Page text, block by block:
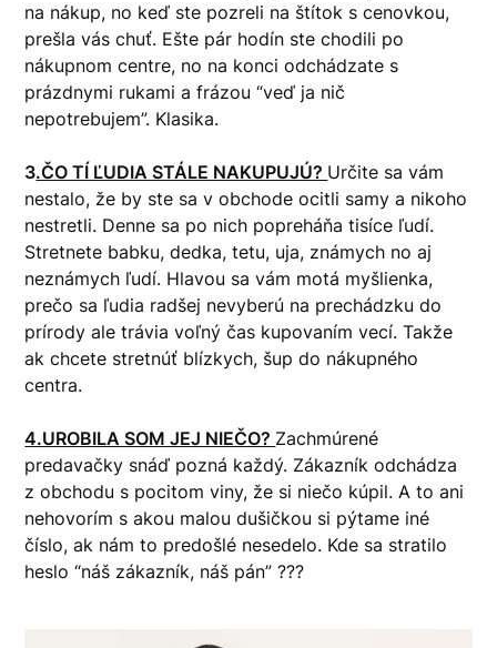
na nákup, no keď ste pozreli na štítok s cenovkou,
prešla vás chuť. Ešte pár hodín ste chodili po
nákupnom centre, no na konci odchádzate s
prázdnymi rukami a frázou “veď ja nič
nepotrebujem”. Klasika.
3.ČO TÍ ĽUDIA STÁLE NAKUPUJÚ? Určite sa vám
nestalo, že by ste sa v obchode ocitli samy a nikoho
nestretli. Denne sa po nich popreháňa tisíce ľudí.
Stretnete babku, dedka, tetu, uja, známych no aj
neznámych ľudí. Hlavou sa vám motá myšlienka,
prečo sa ľudia radšej nevyberú na prechádzku do
prírody ale trávia voľný čas kupovaním vecí. Takže
ak chcete stretnúť blízkych, šup do nákupného
centra.
4.UROBILA SOM JEJ NIEČO? Zachmúrené
predavačky snáď pozná každý. Zákazník odchádza
z obchodu s pocitom viny, že si niečo kúpil. A to ani
nehovorím s akou malou dušičkou si pýtame iné
číslo, ak nám to predošlé nesedelo. Kde sa stratilo
heslo “náš zákazník, náš pán” ???